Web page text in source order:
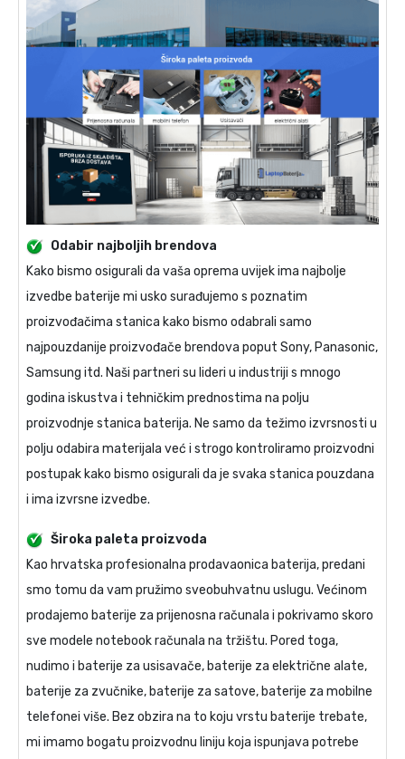
Odabir najboljih brendova
Kako bismo osigurali da vaša oprema uvijek ima najbolje
izvedbe baterije mi usko surađujemo s poznatim
proizvođačima stanica kako bismo odabrali samo
najpouzdanije proizvođače brendova poput Sony, Panasonic,
Samsung itd. Naši partneri su lideri u industriji s mnogo
godina iskustva i tehničkim prednostima na polju
proizvodnje stanica baterija. Ne samo da težimo izvrsnosti u
polju odabira materijala već i strogo kontroliramo proizvodni
postupak kako bismo osigurali da je svaka stanica pouzdana
i ima izvrsne izvedbe.
Široka paleta proizvoda
Kao hrvatska profesionalna prodavaonica baterija, predani
smo tomu da vam pružimo sveobuhvatnu uslugu. Većinom
prodajemo baterije za prijenosna računala i pokrivamo skoro
sve modele notebook računala na tržištu. Pored toga,
nudimo i baterije za usisavače, baterije za električne alate,
baterije za zvučnike, baterije za satove, baterije za mobilne
telefonei više. Bez obzira na to koju vrstu baterije trebate,
mi imamo bogatu proizvodnu liniju koja ispunjava potrebe